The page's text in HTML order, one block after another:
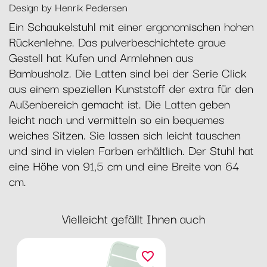
Design by Henrik Pedersen
Ein Schaukelstuhl mit einer ergonomischen hohen
Rückenlehne. Das pulverbeschichtete graue
Gestell hat Kufen und Armlehnen aus
Bambusholz. Die Latten sind bei der Serie Click
aus einem speziellen Kunststoff der extra für den
Außenbereich gemacht ist. Die Latten geben
leicht nach und vermitteln so ein bequemes
weiches Sitzen. Sie lassen sich leicht tauschen
und sind in vielen Farben erhältlich. Der Stuhl hat
eine Höhe von 91,5 cm und eine Breite von 64
cm.
Vielleicht gefällt Ihnen auch
favorite_border